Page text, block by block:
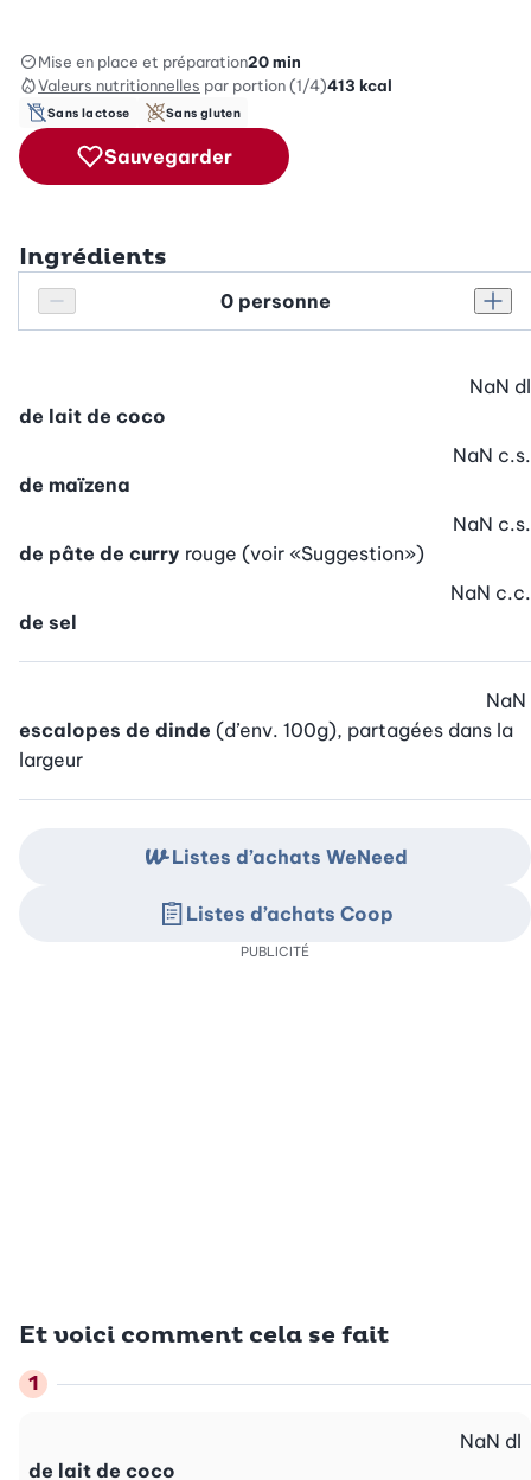
Mise en place et préparation20 min
Valeurs nutritionnelles par portion (1/4)413 kcal
Sans lactose Sans gluten
Sauvegarder
Ingrédients
Réduire le nombre de personnes
Personnes
de lait de coco
NaN dl
de maïzena
NaN c.s.
de pâte de curry rouge (voir «Suggestion»)
NaN c.s.
de sel
NaN c.c.
escalopes de dinde (d’env. 100g), partagées dans la
largeur
NaN
Et voici comment cela se fait
de lait de coco
NaN dl
Listes d’achats WeNeed
Listes d’achats Coop
PUBLICITÉ